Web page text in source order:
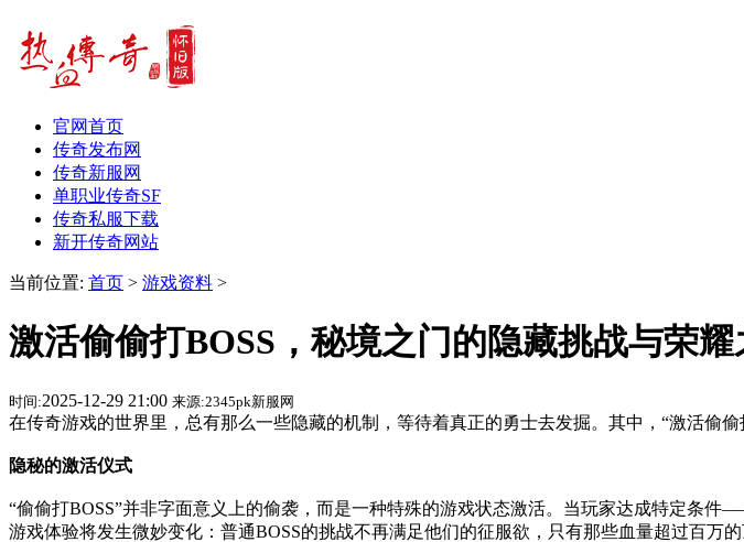
官网首页
传奇发布网
传奇新服网
单职业传奇SF
传奇私服下载
新开传奇网站
当前位置: 首页 > 游戏资料 >
激活偷偷打BOSS，秘境之门的隐藏挑战与荣耀
时间:2025-12-29 21:00 来源:2345pk新服网
在传奇游戏的世界里，总有那么一些隐藏的机制，等待着真正的勇士去发掘。其中，“激活偷
隐秘的激活仪式
“偷偷打BOSS”并非字面意义上的偷袭，而是一种特殊的游戏状态激活。当玩家达成特定条
游戏体验将发生微妙变化：普通BOSS的挑战不再满足他们的征服欲，只有那些血量超过百万